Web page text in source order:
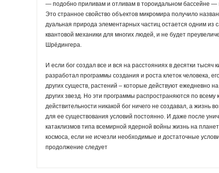
— подобно приливам и отливам в тороидальном бассейне
Это странное свойство объектов микромира получило
дуальная природа элементарных частиц остается одним из
квантовой механики для многих людей, и не будет
Шрёдингера.
И если бог создал все и вся на расстояниях в десятки тысяч
разработал программы создания и роста клеток человека,
других существ, растений – которые действуют ежедневно
других звезд. Но эти программы распространяются по
действительности никакой бог ничего не создавал, а жизнь
для ее существования условий постоянно. И даже после
катаклизмов типа всемирной ядерной войны жизнь на
космоса, если не исчезли необходимые и достаточные
продолжение следует